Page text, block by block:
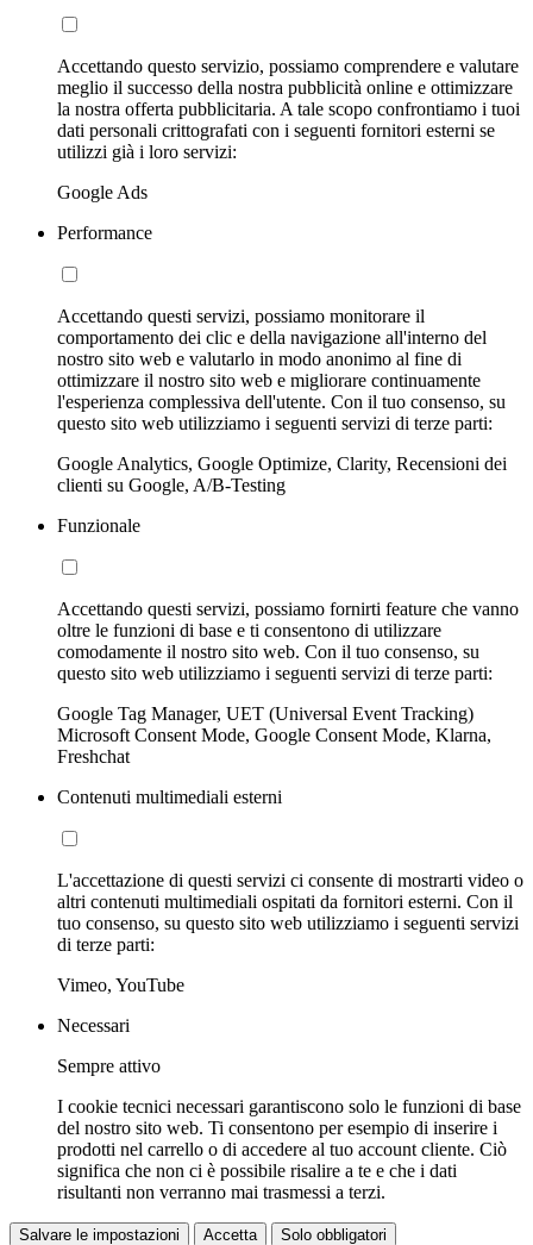
Accettando questo servizio, possiamo comprendere e valutare
meglio il successo della nostra pubblicità online e ottimizzare
la nostra offerta pubblicitaria. A tale scopo confrontiamo i tuoi
dati personali crittografati con i seguenti fornitori esterni se
utilizzi già i loro servizi:
Google Ads
Performance
Accettando questi servizi, possiamo monitorare il
comportamento dei clic e della navigazione all'interno del
nostro sito web e valutarlo in modo anonimo al fine di
ottimizzare il nostro sito web e migliorare continuamente
l'esperienza complessiva dell'utente. Con il tuo consenso, su
questo sito web utilizziamo i seguenti servizi di terze parti:
Google Analytics, Google Optimize, Clarity, Recensioni dei
clienti su Google, A/B-Testing
Funzionale
Accettando questi servizi, possiamo fornirti feature che vanno
oltre le funzioni di base e ti consentono di utilizzare
comodamente il nostro sito web. Con il tuo consenso, su
questo sito web utilizziamo i seguenti servizi di terze parti:
Google Tag Manager, UET (Universal Event Tracking)
Microsoft Consent Mode, Google Consent Mode, Klarna,
Freshchat
Contenuti multimediali esterni
L'accettazione di questi servizi ci consente di mostrarti video o
altri contenuti multimediali ospitati da fornitori esterni. Con il
tuo consenso, su questo sito web utilizziamo i seguenti servizi
di terze parti:
Vimeo, YouTube
Necessari
Sempre attivo
I cookie tecnici necessari garantiscono solo le funzioni di base
del nostro sito web. Ti consentono per esempio di inserire i
prodotti nel carrello o di accedere al tuo account cliente. Ciò
significa che non ci è possibile risalire a te e che i dati
risultanti non verranno mai trasmessi a terzi.
Salvare le impostazioni Accetta Solo obbligatori